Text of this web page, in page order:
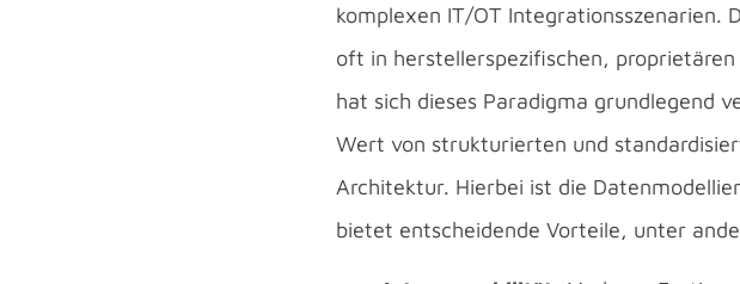
komplexen IT/OT
oft in herstellerspezifischen,
hat sich dieses Paradigma grundlegend
Wert von strukturierten und
Architektur. Hierbei ist die
bietet entscheidende Vorteile, unter